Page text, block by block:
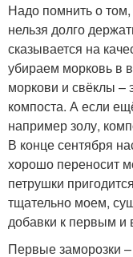
Надо помнить о
нельзя долго
сказывается на
убираем морковь в
моркови и свёклы –
компоста. А если
например золу,
В конце сентября
хорошо переносит
петрушки
тщательно моем,
добавки к первым
Первые заморозки –